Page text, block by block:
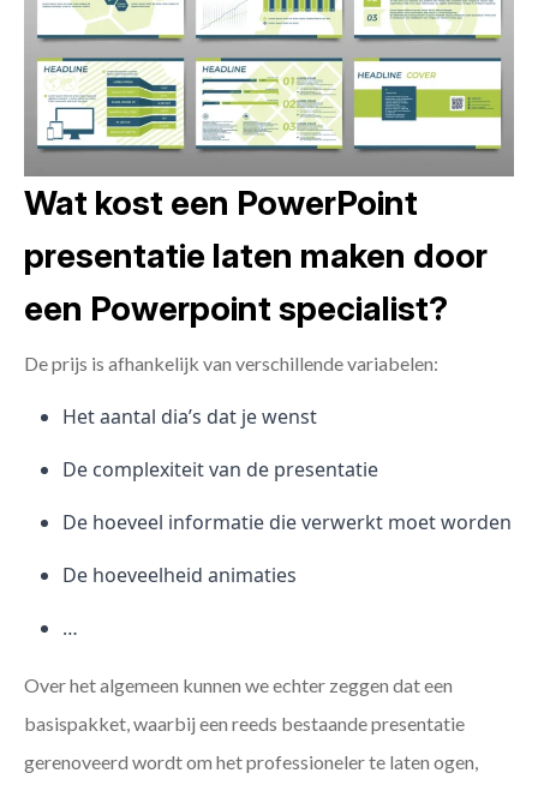
Wat kost een PowerPoint
presentatie laten maken door
een Powerpoint specialist?
De prijs is afhankelijk van verschillende variabelen:
Het aantal dia’s dat je wenst
De complexiteit van de presentatie
De hoeveel informatie die verwerkt moet worden
De hoeveelheid animaties
…
Over het algemeen kunnen we echter zeggen dat een
basispakket, waarbij een reeds bestaande presentatie
gerenoveerd wordt om het professioneler te laten ogen,